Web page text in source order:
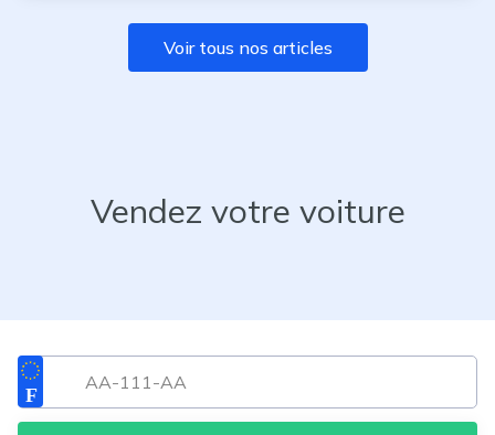
Voir tous nos articles
Vendez votre voiture